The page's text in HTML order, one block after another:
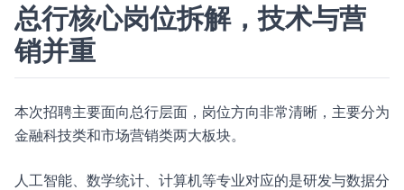
总行核心岗位拆解，技术与营
销并重
本次招聘主要面向总行层面，岗位方向非常清晰，主要分为
金融科技类和市场营销类两大板块。
人工智能、数学统计、计算机等专业对应的是研发与数据分